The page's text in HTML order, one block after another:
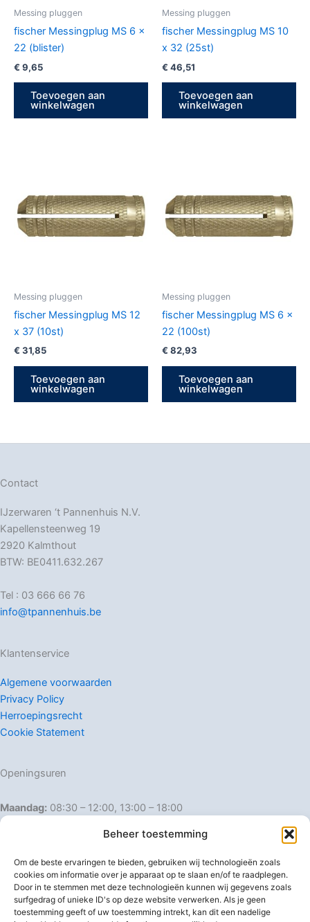
Beheer toestemming
Om de beste ervaringen te bieden, gebruiken wij technologieën zoals
cookies om informatie over je apparaat op te slaan en/of te raadplegen.
Door in te stemmen met deze technologieën kunnen wij gegevens zoals
surfgedrag of unieke ID's op deze website verwerken. Als je geen
toestemming geeft of uw toestemming intrekt, kan dit een nadelige
Messing pluggen
fischer Messingplug MS 6 x
22 (blister)
€ 9,65
Toevoegen aan
winkelwagen
Messing pluggen
fischer Messingplug MS 10
x 32 (25st)
€ 46,51
Toevoegen aan
winkelwagen
Messing pluggen
fischer Messingplug MS 12
x 37 (10st)
€ 31,85
Toevoegen aan
winkelwagen
Messing pluggen
fischer Messingplug MS 6 x
22 (100st)
€ 82,93
Toevoegen aan
winkelwagen
Contact
IJzerwaren ‘t Pannenhuis N.V.
Kapellensteenweg 19
2920 Kalmthout
BTW: BE0411.632.267
Tel : 03 666 66 76
info@tpannenhuis.be
Klantenservice
Algemene voorwaarden
Privacy Policy
Herroepingsrecht
Cookie Statement
Openingsuren
Maandag: 08:30 – 12:00, 13:00 – 18:00
Dinsdag:
08:30 – 12:00, 13:00 – 18:00
Donderdag: 08:30 – 12:00, 13:00 – 18:00
Vrijdag: 08:30 – 12:00, 13:00 – 18:00
Zaterdag: 08:30 – 16:00
Zondag: Gesloten